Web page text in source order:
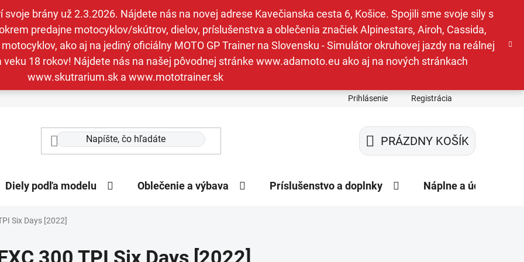
brány už 2.3.2026. Nájdete nás na novej adrese Kavečianska cesta 6, Košice. Spojili sme svoje sily s
predajne motocyklov/skútrov, dielov, príslušenstva a oblečenia značiek Alpinestars, Airoh, Cassida,
ako aj na jediný oficiálny MOTO GP Trainer na Slovensku - Simulátor okruhovej jazdy na reálnej
18 rokov! Nájdete nás na našej pôvodnej stránke www.adamoto.eu ako aj na nových stránkach
www.skutrarium.sk a www.mototrainer.sk
Prihlásenie Registrácia
NÁKUPNÝ
KOŠÍK
PRÁZDNY KOŠÍK
Diely podľa modelu Oblečenie a výbava Príslušenstvo a doplnky Náplne a údržba
Six Days [2022]
300 TPI Six Days [2022]